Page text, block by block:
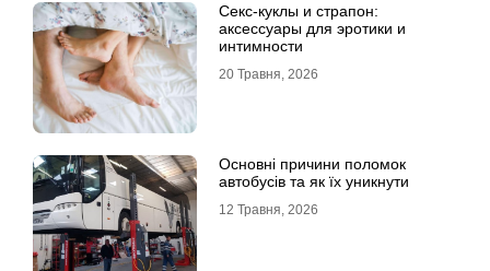
Секс-куклы и страпон:
аксессуары для эротики и
интимности
20 Травня, 2026
Основні причини поломок
автобусів та як їх уникнути
12 Травня, 2026